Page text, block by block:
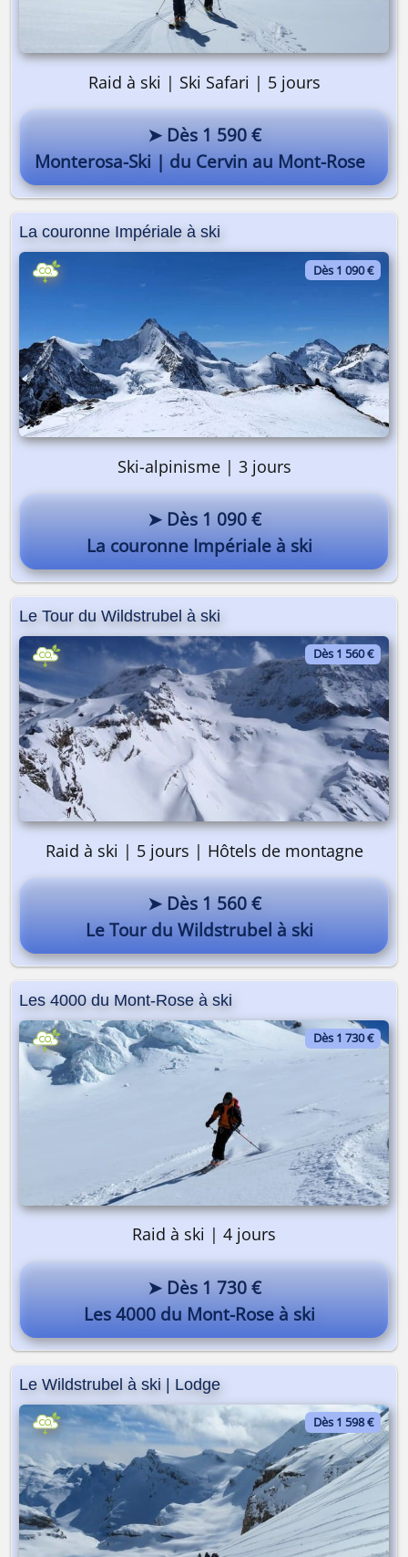
Raid à ski | Ski Safari | 5 jours
➤ Dès 1 590 €
Monterosa-Ski | du Cervin au Mont-Rose
La couronne Impériale à ski
Dès 1 090 €
Ski-alpinisme | 3 jours
➤ Dès 1 090 €
La couronne Impériale à ski
Le Tour du Wildstrubel à ski
Dès 1 560 €
Raid à ski | 5 jours | Hôtels de montagne
➤ Dès 1 560 €
Le Tour du Wildstrubel à ski
Les 4000 du Mont-Rose à ski
Dès 1 730 €
Raid à ski | 4 jours
➤ Dès 1 730 €
Les 4000 du Mont-Rose à ski
Le Wildstrubel à ski | Lodge
Dès 1 598 €